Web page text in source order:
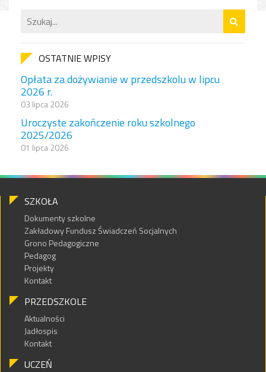
OSTATNIE WPISY
Opłata za dożywianie w przedszkolu w lipcu
2026 r.
03 lipca 2026
Uroczyste zakończenie roku szkolnego
2025/2026
01 lipca 2026
SZKOŁA
Dokumenty szkolne
Zakładowy Fundusz Świadczeń Socjalnych
Grono Pedagogiczne
Pedagog
Projekty
Kontakt
PRZEDSZKOLE
Aktualności
Jadłospis
Kontakt
UCZEŃ